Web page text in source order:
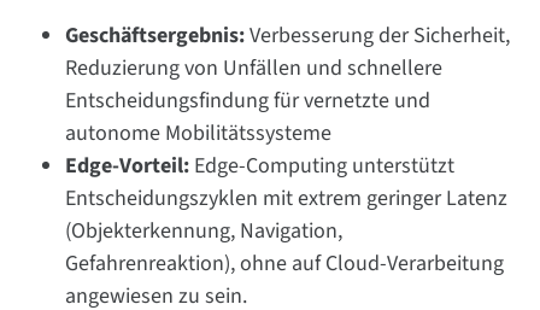
Geschäftsergebnis:Verbesserung der Sicherheit,
Reduzierung von Unfällen und schnellere
Entscheidungsfindung für vernetzte und
autonome Mobilitätssysteme
Edge-Vorteil: Edge-Computing unterstützt
Entscheidungszyklen mit extrem geringer Latenz
(Objekterkennung, Navigation,
Gefahrenreaktion), ohne auf Cloud-Verarbeitung
angewiesen zu sein.